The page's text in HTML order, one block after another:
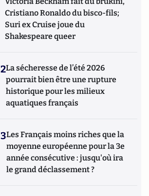
Cristiano Ronaldo du bisco-fils;
Suri ex Cruise joue du
Shakespeare queer
2La sécheresse de l’été 2026
pourrait bien être une rupture
historique pour les milieux
aquatiques français
3Les Français moins riches que la
moyenne européenne pour la 3e
année consécutive : jusqu'où ira
le grand déclassement ?